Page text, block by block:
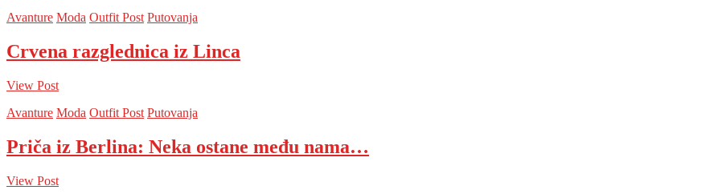
Avanture Moda Outfit Post Putovanja
Crvena razglednica iz Linca
View Post
Avanture Moda Outfit Post Putovanja
Priča iz Berlina: Neka ostane među nama…
View Post